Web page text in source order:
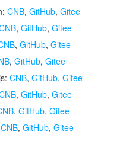
CNB, GitHub, Gitee
, GitHub, Gitee
, GitHub, Gitee
, GitHub, Gitee
CNB, GitHub, Gitee
, GitHub, Gitee
, GitHub, Gitee
CNB, GitHub, Gitee